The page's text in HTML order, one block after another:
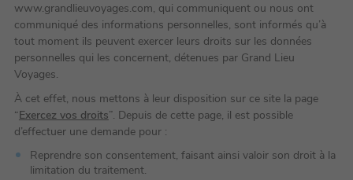
www.grandlieuvoyages.com, qui communiquent ou nous ont
communiqué des informations personnelles, sont informés qu’à
tout moment ils peuvent exercer leurs droits sur les données
personnelles qui les concernent, détenues par Grand Lieu
Voyages.
À cet effet, nous mettons à leur disposition sur ce site la page
“Exercez vos droits”. Depuis de cette page, il est possible
d’effectuer une demande pour :
Reprendre son consentement, faisant ainsi valoir son droit à la
limitation du traitement.